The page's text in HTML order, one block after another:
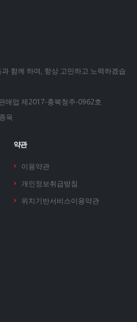
함께 하며, 항상 고민하고 노력하겠습
매업 제2017-충북청주-0962호
욱
약관
이용약관
개인정보취급방침
위치기반서비스이용약관